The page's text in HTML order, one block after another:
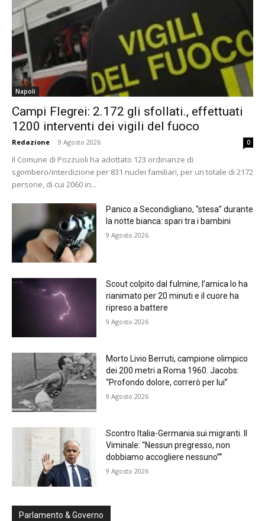
Napoli
Campi Flegrei: 2.172 gli sfollati., effettuati
1200 interventi dei vigili del fuoco
Redazione - 9 Agosto 2026 0
Il Comune di Pozzuoli ha adottato 123 ordinanze di
sgombero/interdizione per 831 nuclei familiari, per un totale di 2172
persone, di cui 2060 in...
Panico a Secondigliano, “stesa” durante
la notte bianca: spari tra i bambini
9 Agosto 2026
Scout colpito dal fulmine, l’amica lo ha
rianimato per 20 minuti e il cuore ha
ripreso a battere
9 Agosto 2026
Morto Livio Berruti, campione olimpico
dei 200 metri a Roma 1960. Jacobs:
“Profondo dolore, correrò per lui”
9 Agosto 2026
Scontro Italia-Germania sui migranti. Il
Viminale: “Nessun pregresso, non
dobbiamo accogliere nessuno””
9 Agosto 2026
Parlamento & Governo